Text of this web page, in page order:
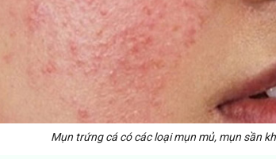
Mụn trứng cá có các loại mụn mủ, mụn sần